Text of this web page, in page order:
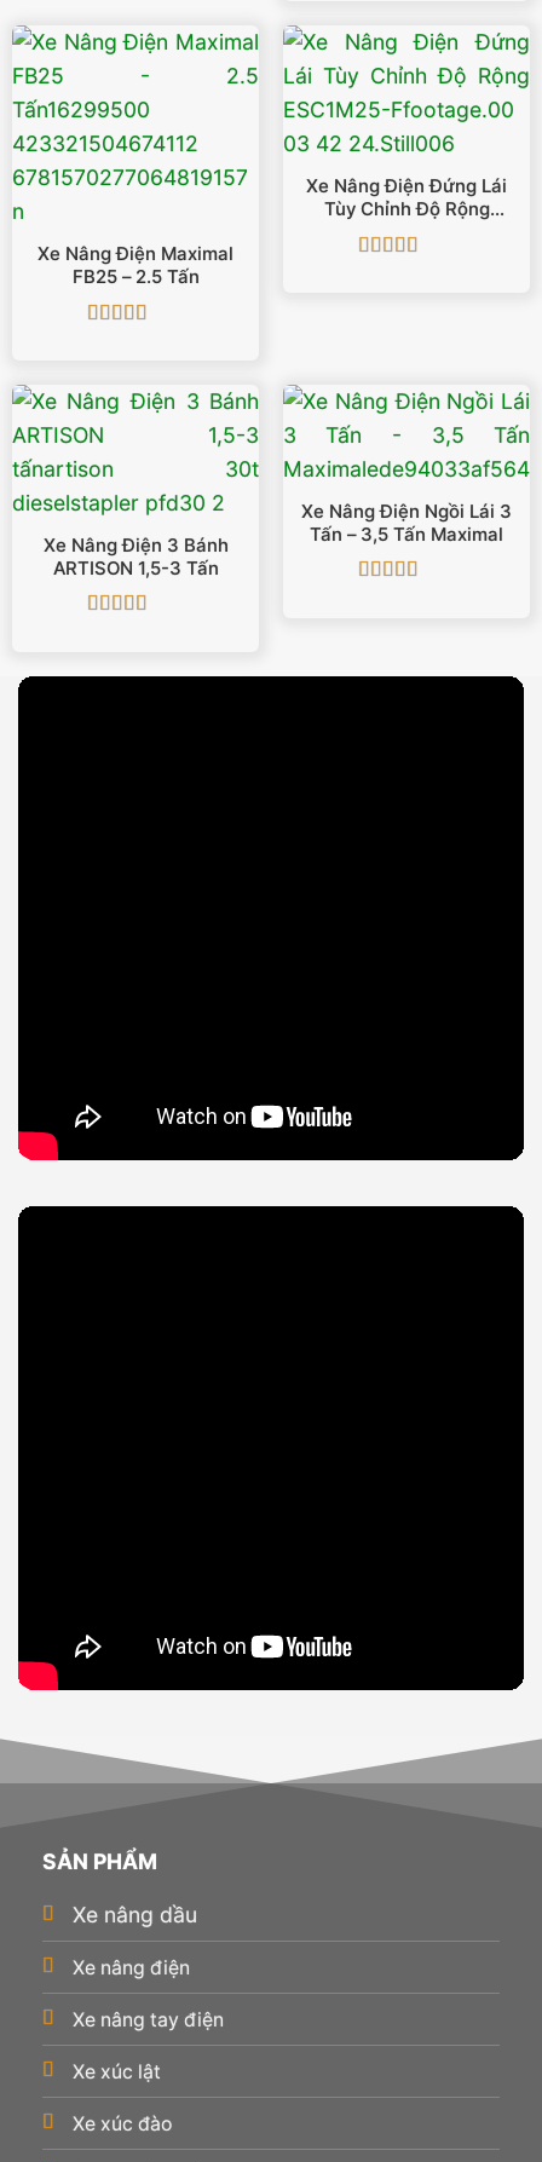
Xe Nâng Điện Maximal
FB25 – 2.5 Tấn
Xe Nâng Điện Đứng Lái
Tùy Chỉnh Độ Rộng
ESC1M25-F
Xe Nâng Điện 3 Bánh
ARTISON 1,5-3 Tấn
Xe Nâng Điện Ngồi Lái 3
Tấn – 3,5 Tấn Maximal
SẢN PHẨM
Xe nâng dầu
Xe nâng điện
Xe nâng tay điện
Xe xúc lật
Xe xúc đào